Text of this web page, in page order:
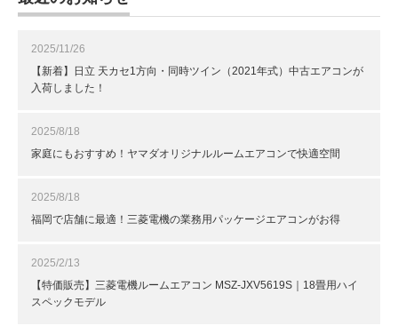
2025/11/26
【新着】日立 天カセ1方向・同時ツイン（2021年式）中古エアコンが
入荷しました！
2025/8/18
家庭にもおすすめ！ヤマダオリジナルルームエアコンで快適空間
2025/8/18
福岡で店舗に最適！三菱電機の業務用パッケージエアコンがお得
2025/2/13
【特価販売】三菱電機ルームエアコン MSZ-JXV5619S｜18畳用ハイ
スペックモデル